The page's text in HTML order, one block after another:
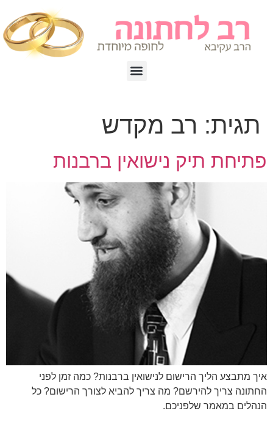
תגית: רב מקדש
פתיחת תיק נישואין ברבנות
איך מתבצע הליך הרישום לנישואין ברבנות? כמה זמן לפני
החתונה צריך להירשם? מה צריך להביא לצורך הרישום? כל
הנהלים במאמר שלפניכם.